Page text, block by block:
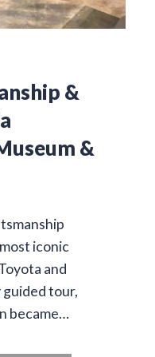
&
&
iconic
and
tour,
became…